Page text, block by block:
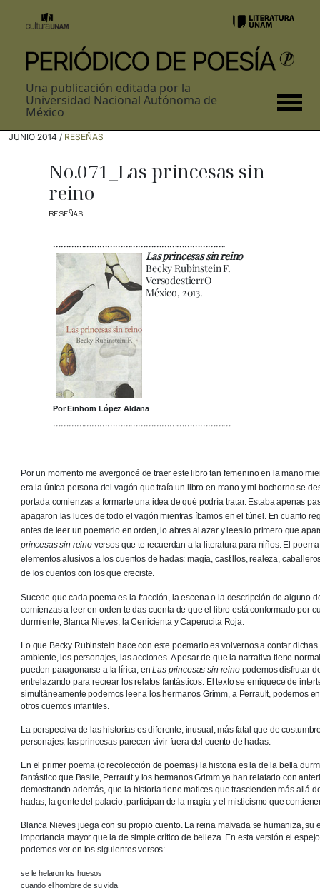
Una publicación editada por la
Universidad Nacional Autónoma de
México
JUNIO 2014 / RESEÑAS
No.071_Las princesas sin
reino
RESEÑAS
………………………………………………………….
Las princesas sin reino
Becky Rubinstein F.
VersodestierrO
México, 2013.
Por Einhorn López Aldana
……………………………………………………………
Por un momento me avergoncé de traer este libro tan femenino en la mano
era la única persona del vagón que traía un libro en mano y mi bochorno se
portada comienzas a formarte una idea de qué podría tratar. Estaba apenas
apagaron las luces de todo el vagón mientras íbamos en el túnel. En cuanto
antes de leer un poemario en orden, lo abres al azar y lees lo primero que
princesas sin reino versos que te recuerdan a la literatura para niños. El
elementos alusivos a los cuentos de hadas: magia, castillos, realeza,
de los cuentos con los que creciste.
Sucede que cada poema es la fracción, la escena o la descripción de alguno
comienzas a leer en orden te das cuenta de que el libro está conformado por
durmiente, Blanca Nieves, la Cenicienta y Caperucita Roja.
Lo que Becky Rubinstein hace con este poemario es volvernos a contar
ambiente, los personajes, las acciones. A pesar de que la narrativa tiene
pueden paragonarse a la lírica, enLas princesas sin reinopodemos disfrutar
entrelazando para recrear los relatos fantásticos. El texto se enriquece de
simultáneamente podemos leer a los hermanos Grimm, a Perrault, podemos
otros cuentos infantiles.
La perspectiva de las historias es diferente, inusual, más fatal que de
personajes; las princesas parecen vivir fuera del cuento de hadas.
En el primer poema (o recolección de poemas) la historia es la de la bella
fantástico que Basile, Perrault y los hermanos Grimm ya han relatado con
demostrando además, que la historia tiene matices que trascienden más allá
hadas, la gente del palacio, participan de la magia y el misticismo que
Blanca Nieves juega con su propio cuento. La reina malvada se humaniza,
importancia mayor que la de simple crítico de belleza. En esta versión el
podemos ver en los siguientes versos:
se le helaron los huesos
cuando el hombre de su vida